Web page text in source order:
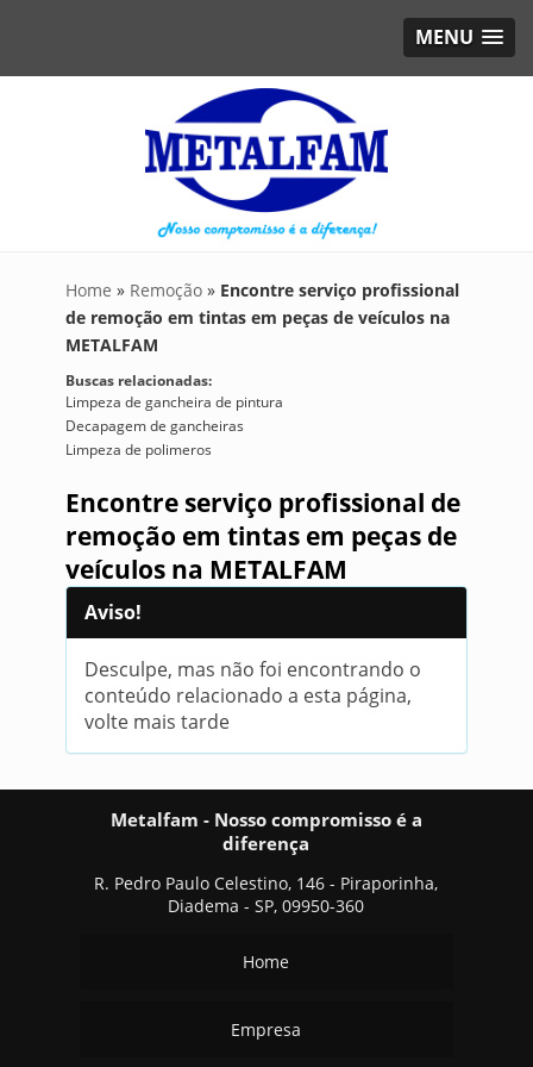
MENU
Home » Remoção » Encontre serviço profissional
de remoção em tintas em peças de veículos na
METALFAM
Buscas relacionadas:
Limpeza de gancheira de pintura
Decapagem de gancheiras
Limpeza de polimeros
Encontre serviço profissional de
remoção em tintas em peças de
veículos na METALFAM
Aviso!
Desculpe, mas não foi encontrando o
conteúdo relacionado a esta página,
volte mais tarde
Metalfam - Nosso compromisso é a
diferença
R. Pedro Paulo Celestino, 146 - Piraporinha,
Diadema - SP, 09950-360
Home
Empresa